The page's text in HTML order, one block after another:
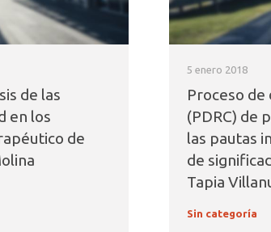
de las
en los
de
5 enero 2018
Proceso
(PDRC) de
las pautas
de
Tapia
Sin categoría